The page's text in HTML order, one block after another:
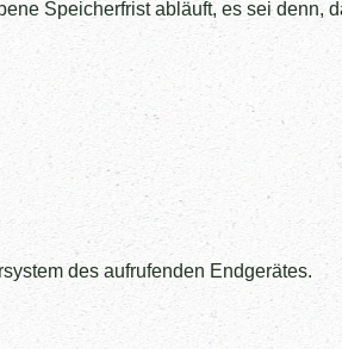
Speicherfrist abläuft, es sei denn,
des aufrufenden Endgerätes.